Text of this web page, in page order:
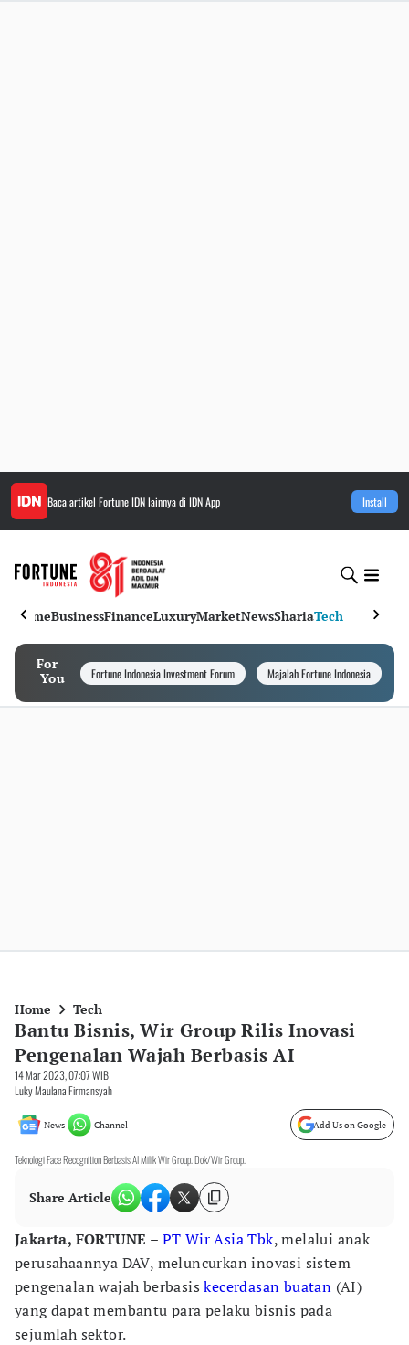
Baca artikel Fortune IDNlainnya di IDN App Install
HomeBusinessFinanceLuxuryMarketNewsShariaTech
For
You
Fortune Indonesia Investment Forum Majalah Fortune Indonesia
Home Tech
Bantu Bisnis, Wir Group Rilis Inovasi
Pengenalan Wajah Berbasis AI
14 Mar 2023, 07:07 WIB
Luky Maulana Firmansyah
News Channel Add Us on Google
Teknologi Face Recognition Berbasis AI Milik Wir Group. Dok/Wir Group.
Share Article
Jakarta, FORTUNE – PT Wir Asia Tbk, melalui anak
perusahaannya DAV, meluncurkan inovasi sistem
pengenalan wajah berbasiskecerdasan buatan (AI)
yang dapat membantu para pelaku bisnis pada
sejumlah sektor.